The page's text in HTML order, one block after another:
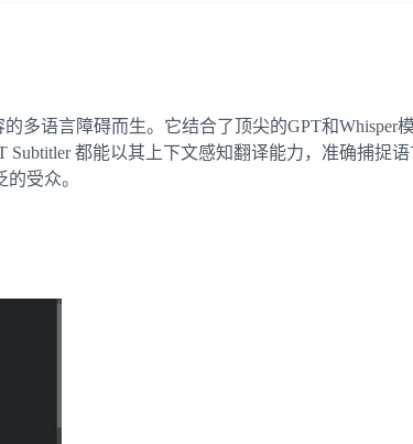
多语言障碍而生。它结合了顶尖的GPT和
都能以其上下文感知翻译能力，准确捕捉
受众。